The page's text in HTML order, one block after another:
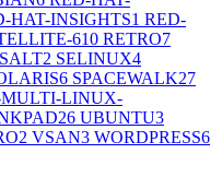
HAT-INSIGHTS1 RED-
610 RETRO7
SALT2 SELINUX4
6 SPACEWALK27
MULTI-LINUX-
26 UBUNTU3
2 VSAN3 WORDPRESS6